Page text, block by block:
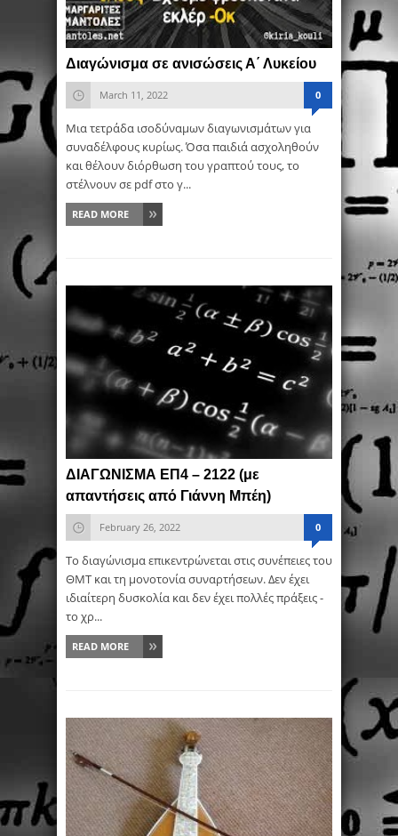
Διαγώνισμα σε ανισώσεις Α΄ Λυκείου
March 11, 2022 0
Μια τετράδα ισοδύναμων διαγωνισμάτων για
συναδέλφους κυρίως. Όσα παιδιά ασχοληθούν
και θέλουν διόρθωση του γραπτού τους, το
στέλνουν σε pdf στο γ...
READ MORE
ΔΙΑΓΩΝΙΣΜΑ ΕΠ4 – 2122 (με
απαντήσεις από Γιάννη Μπέη)
February 26, 2022 0
Το διαγώνισμα επικεντρώνεται στις συνέπειες του
ΘΜΤ και τη μονοτονία συναρτήσεων. Δεν έχει
ιδιαίτερη δυσκολία και δεν έχει πολλές πράξεις -
το χρ...
READ MORE